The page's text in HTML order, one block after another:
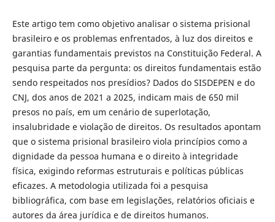
Este artigo tem como objetivo analisar o sistema prisional
brasileiro e os problemas enfrentados, à luz dos direitos e
garantias fundamentais previstos na Constituição Federal. A
pesquisa parte da pergunta: os direitos fundamentais estão
sendo respeitados nos presídios? Dados do SISDEPEN e do
CNJ, dos anos de 2021 a 2025, indicam mais de 650 mil
presos no país, em um cenário de superlotação,
insalubridade e violação de direitos. Os resultados apontam
que o sistema prisional brasileiro viola princípios como a
dignidade da pessoa humana e o direito à integridade
física, exigindo reformas estruturais e políticas públicas
eficazes. A metodologia utilizada foi a pesquisa
bibliográfica, com base em legislações, relatórios oficiais e
autores da área jurídica e de direitos humanos.